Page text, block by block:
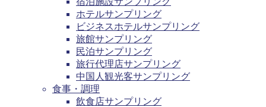
ホテルサンプリング
ビジネスホテルサンプリング
旅館サンプリング
民泊サンプリング
旅行代理店サンプリング
中国人観光客サンプリング
食事・調理
飲食店サンプリング